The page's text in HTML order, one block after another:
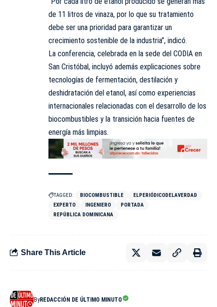
de 11 litros de vinaza, por lo que su tratamiento
debe ser una prioridad para garantizar un
crecimiento sostenible de la industria”, indicó.
La conferencia, celebrada en la sede del CODIA en
San Cristóbal, incluyó además explicaciones sobre
tecnologías de fermentación, destilación y
deshidratación del etanol, así como experiencias
internacionales relacionadas con el desarrollo de los
biocombustibles y la transición hacia fuentes de
energía más limpias.
TAGGED: BIOCOMBUSTIBLE
ELPERIÓDICODELAVERDAD
EXPERTO
INGENIERO
PORTADA
REPÚBLICA DOMINICANA
Share This Article
ByREDACCIÓN DE ÚLTIMO MINUTO